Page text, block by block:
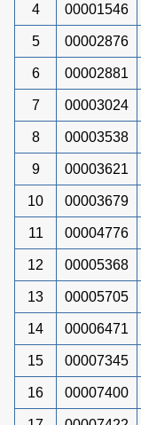
4 00001546
5 00002876
6 00002881
7 00003024
8 00003538
9 00003621
10 00003679
11 00004776
12 00005368
13 00005705
14 00006471
15 00007345
16 00007400